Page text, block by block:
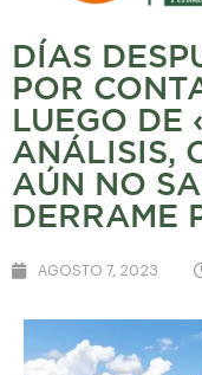
DÍAS
POR
LUEGO DE
ANÁLISIS,
AÚN NO
DERRAME
AGOSTO 7, 2023